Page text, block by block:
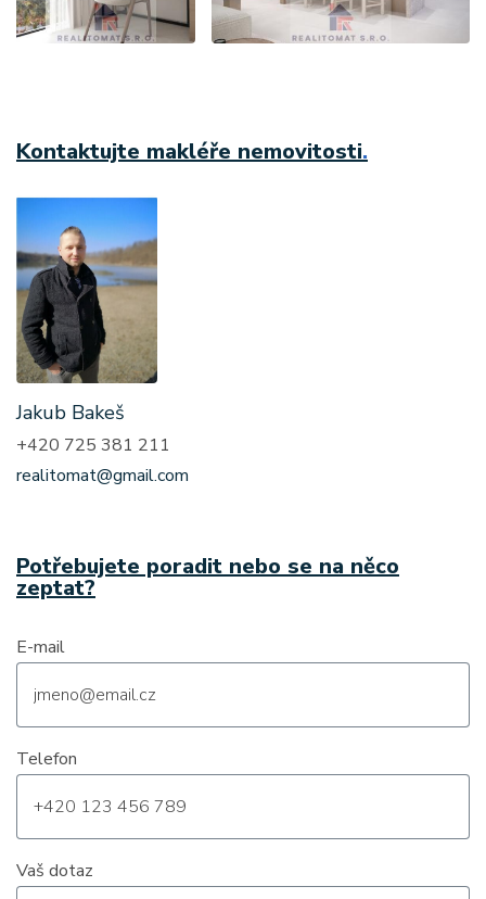
Kontaktujte makléře nemovitosti.
Jakub Bakeš
+420 725 381 211
realitomat@gmail.com
Potřebujete poradit nebo se na něco
zeptat?
E-mail
Telefon
Vaš dotaz